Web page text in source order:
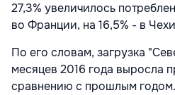
27,3% увеличилось
во Франции, на 16,5% - в
По его словам, загрузка
месяцев 2016 года выросла
сравнению с прошлым годом.